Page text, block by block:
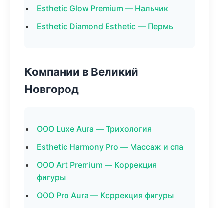
Esthetic Glow Premium — Нальчик
Esthetic Diamond Esthetic — Пермь
Компании в Великий
Новгород
ООО Luxe Aura — Трихология
Esthetic Harmony Pro — Массаж и спа
ООО Art Premium — Коррекция
фигуры
ООО Pro Aura — Коррекция фигуры